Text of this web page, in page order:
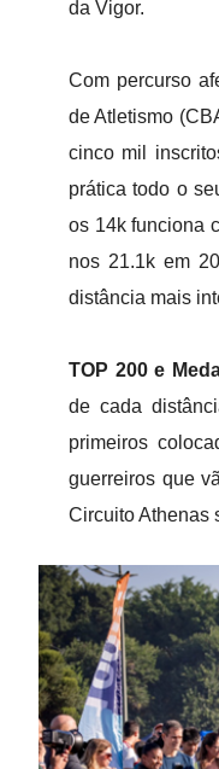
da Vigor.
Com percurso
de Atletismo
cinco mil
prática todo o
os 14k funciona
nos 21.1k em
distância mais
TOP 200 e
de cada
primeiros
guerreiros que
Circuito Athenas